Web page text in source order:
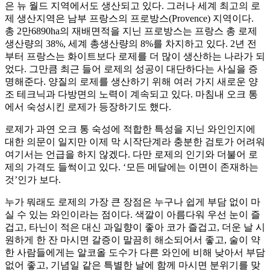
은 뉴 월드 지역에서도 생산되고 있다. 그러나 세계 최고의 로
제 생산지역은 남부 프랑스의 프로방스(Provence) 지역이다.
총 2만6890ha의 재배면적을 지닌 프로방스는 프랑스 총 로제
생산량의 38%, 세계 총생산량의 8%를 차지하고 있다. 2년 전
부터 프랑스는 화이트보다 로제를 더 많이 생산하는 나라가 되
었다. 그만큼 최근 들어 로제의 성공이 대단하다는 사실을 증
명해준다. 양질의 로제를 생산하기 위해 여러 가지 새로운 양
조 테크닉과 다방면의 노력이 계속되고 있다. 마침내 오크 통
에서 숙성시킨 로제가 등장하기도 했다.
로제가 과연 오크 통 숙성에 적합한 특성을 지닌 와인인지에
대한 의문이 일지만 이제 막 시작단계라 충분한 검토가 어려워
여기서는 언급을 하지 않겠다. 다만 로제의 인기와 더불어 로
제의 가격도 들썩이고 있다. ‘모든 메달에는 이면이 존재하는
것’인가 보다.
누가 뭐래도 로제의 가장 큰 장점은 누구나 쉽게 부담 없이 마
실 수 있는 와인이라는 점이다. 색깔이 아름다워 우선 눈이 즐
겁고, 타닌이 적은 대신 과일향이 좋아 코가 즐겁고, 더운 날 시
원하게 한 잔 마시면 갈증이 말끔히 해소되어서 좋고, 술이 약
한 사람들에게는 알코올 도수가 다른 와인에 비해 낮아서 부담
없어 좋고, 기념일 같은 특별한 날에 함께 마시면 분위기를 맞